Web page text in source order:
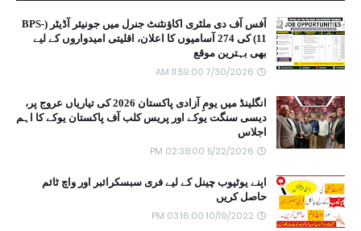
آفس آف دی ملٹری اکاؤنٹنٹ جنرل میں جونیئر آڈیٹر (BPS-
11) کی 274 آسامیوں کا اعلان، اقلیتی امیدواروں کے لیے
بھی بہترین موقع
7/30/2026 11:59:00 AM
انگلینڈ میں یومِ آزادی پاکستان 2026 کی تیاریاں عروج پر،
دیسی سنگت یوکے اور پریس کلب آف پاکستان یوکے کا اہم
اجلاس
5/22/2026 02:38:00 PM
اپنے یوٹیوب چینل کے لیے فری سبسکرائبر اور واچ ٹائم
حاصل کریں
10/19/2022 03:16:00 PM